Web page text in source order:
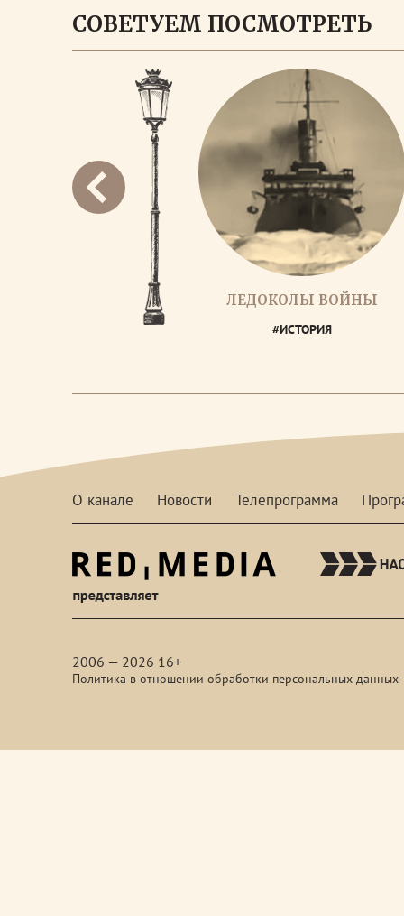
СОВЕТУЕМ ПОСМОТРЕТЬ
ЛЕДОКОЛЫ ВОЙНЫ
#ИСТОРИЯ
О канале Новости Телепрограмма
2006 — 2026 16+
Политика в отношении обработки персональных данных